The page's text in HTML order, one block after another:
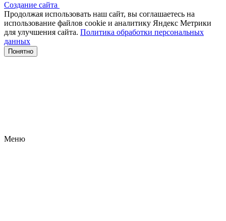
Создание сайта
Продолжая использовать наш сайт, вы соглашаетесь на
использование файлов сооkіе и аналитику Яндекс Метрики
для улучшения сайта. Политика обработки персональных
данных
Понятно
Меню